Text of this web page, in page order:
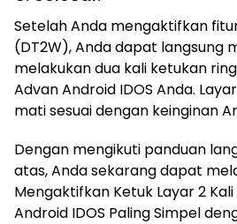
Setelah Anda mengaktifkan
(DT2W), Anda dapat langsung
melakukan dua kali ketukan
Advan Android IDOS Anda.
mati sesuai dengan keinginan
Dengan mengikuti panduan
atas, Anda sekarang dapat
Mengaktifkan Ketuk Layar 2 Kali
Android IDOS Paling Simpel